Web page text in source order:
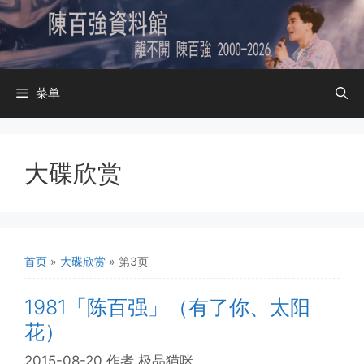
跳
至
内
容
菜单
大碟欣赏
首页 » 大碟欣赏 » 第3页
1981「陈百强」（有了你、太阳
花）
2015-08-20 作者 极品猫咪